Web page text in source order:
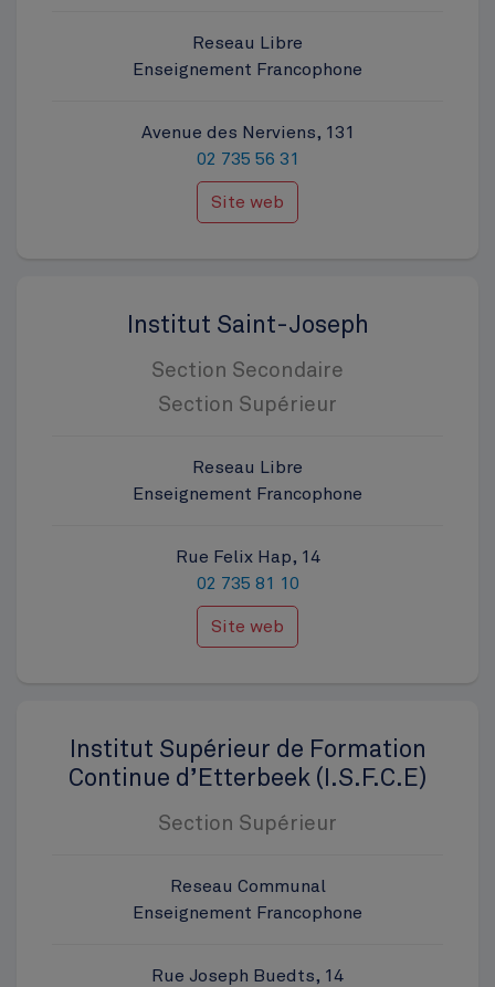
Reseau Libre
Enseignement Francophone
Avenue des Nerviens, 131
02 735 56 31
Site web
Institut Saint-Joseph
Section Secondaire
Section Supérieur
Reseau Libre
Enseignement Francophone
Rue Felix Hap, 14
02 735 81 10
Site web
Institut Supérieur de Formation
Continue d’Etterbeek (I.S.F.C.E)
Section Supérieur
Reseau Communal
Enseignement Francophone
Rue Joseph Buedts, 14